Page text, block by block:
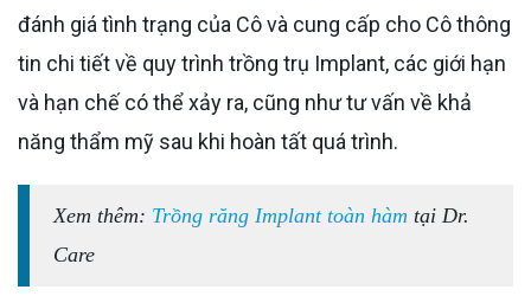
đánh giá tình trạng của Cô và cung cấp cho Cô thông
tin chi tiết về quy trình trồng trụ Implant, các giới hạn
và hạn chế có thể xảy ra, cũng như tư vấn về khả
năng thẩm mỹ sau khi hoàn tất quá trình.
Xem thêm: Trồng răng Implant toàn hàm tại Dr.
Care